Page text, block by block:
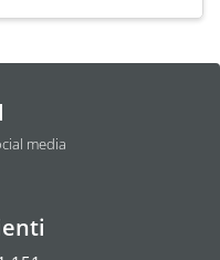
media